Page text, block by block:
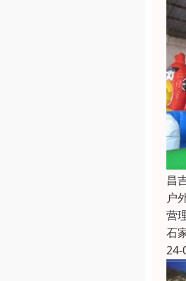
昌
户
营
石
24-